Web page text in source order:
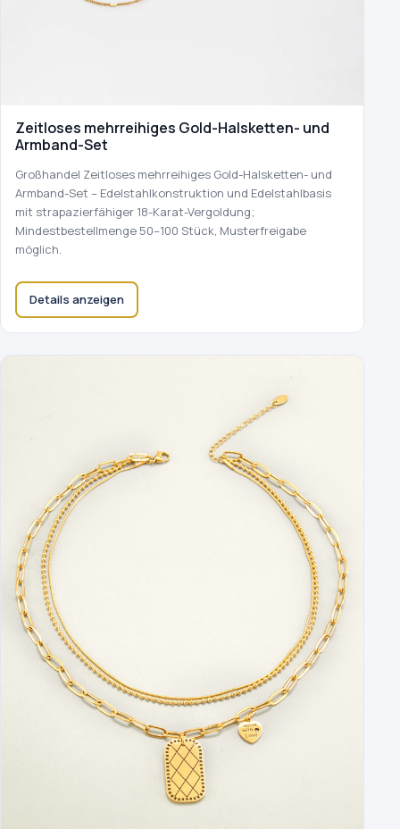
Zeitloses mehrreihiges Gold-Halsketten- und
Armband-Set
Großhandel Zeitloses mehrreihiges Gold-Halsketten- und
Armband-Set – Edelstahlkonstruktion und Edelstahlbasis
mit strapazierfähiger 18-Karat-Vergoldung;
Mindestbestellmenge 50–100 Stück, Musterfreigabe
möglich.
Details anzeigen